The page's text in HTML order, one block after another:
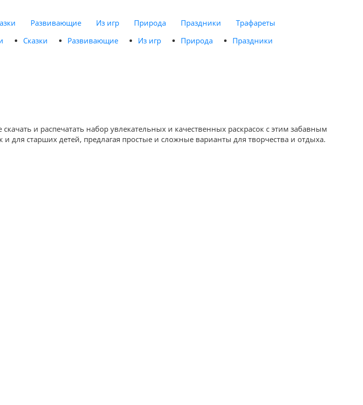
Развивающие Из игр Природа Праздники
Трафареты
Сказки Развивающие Из игр Природа
Праздники
и распечатать набор увлекательных и качественных раскрасок с этим забавным
для старших детей, предлагая простые и сложные варианты для творчества и отдыха.